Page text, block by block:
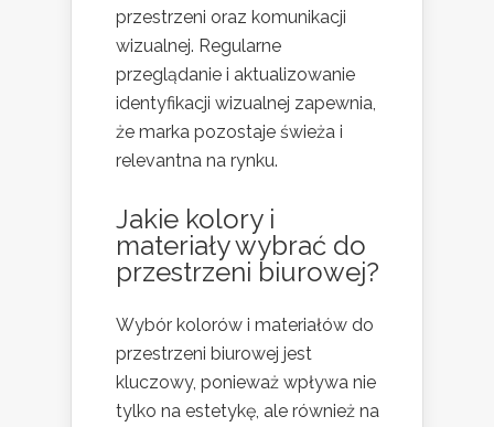
przestrzeni oraz komunikacji
wizualnej. Regularne
przeglądanie i aktualizowanie
identyfikacji wizualnej zapewnia,
że marka pozostaje świeża i
relevantna na rynku.
Jakie kolory i
materiały wybrać do
przestrzeni biurowej?
Wybór kolorów i materiałów do
przestrzeni biurowej jest
kluczowy, ponieważ wpływa nie
tylko na estetykę, ale również na